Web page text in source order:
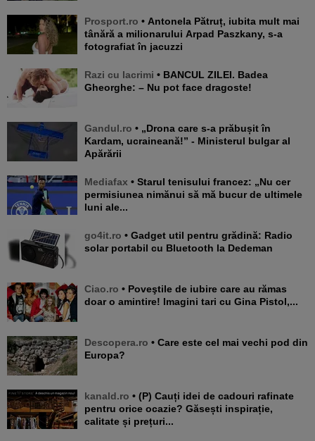
Prosport.ro • Antonela Pătruț, iubita mult mai
tânără a milionarului Arpad Paszkany, s-a
fotografiat în jacuzzi
Razi cu lacrimi • BANCUL ZILEI. Badea
Gheorghe: – Nu pot face dragoste!
Gandul.ro • „Drona care s-a prăbușit în
Kardam, ucraineană!” - Ministerul bulgar al
Apărării
Mediafax • Starul tenisului francez: „Nu cer
permisiunea nimănui să mă bucur de ultimele
luni ale...
go4it.ro • Gadget util pentru grădină: Radio
solar portabil cu Bluetooth la Dedeman
Ciao.ro • Poveştile de iubire care au rămas
doar o amintire! Imagini tari cu Gina Pistol,...
Descopera.ro • Care este cel mai vechi pod din
Europa?
kanald.ro • (P) Cauți idei de cadouri rafinate
pentru orice ocazie? Găsești inspirație,
calitate și prețuri...